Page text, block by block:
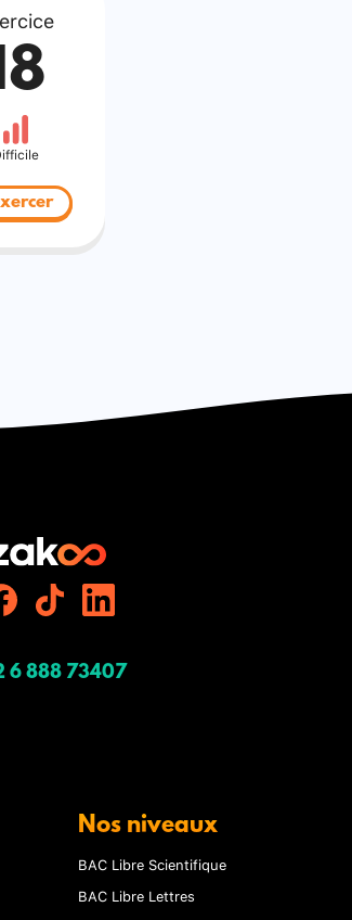
6 888 73407
Nos niveaux
BAC Libre Scientifique
BAC Libre Lettres